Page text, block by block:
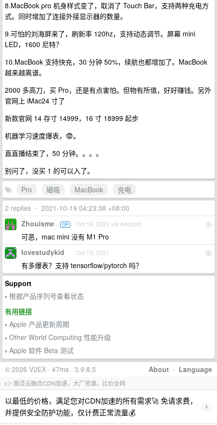
8.MacBook pro 机身样式变了，取消了 Touch Bar，支持两种充电方
式。同时增加了连接外接显示器的数量。
9.可怕的刘海屏来了，刷新率 120hz，支持动态调节。屏幕 mini
LED，1600 尼特？
10.MacBook 支持快充，30 分钟 50%，续航也都增加了。MacBook
越来越离谱。
2000 多高刀，买 Pro，还是有点害怕。但物有所值，好好赚钱。另外
官网上 iMac24 寸了
新款官网 14 存寸 14999，16 寸 18999 起步
机器学习速度爆表，😨。
直直播结束了，50 分钟。。。。
别问了，没买 1 的可以入了。
Pro
磁吸 MacBook
充电
2 replies • 2021-10-19 04:23:38 +08:00
1
Zhouisme OP Oct 19, 2021 via Android
可恶，mac mini 没有 M1 Pro
2
lovestudykid Oct 19, 2021
有多爆表？支持 tensorflow/pytorch 吗？
Support
› 根据产品序列号查看状态
有用链接
› Apple 产品更新周期
› Other World Computing 性能升级
› Apple 软件 Beta 测试
About · Language
© 2026 V2EX · 47ms · 3.9.8.5
👉 图灵云融合CDN加速，大厂资源、比价全网
以最低的价格，满足您对CDN加速的所有需求🚀 免请求费，
并提供安全防护功能，仅计费正常流量💰
›